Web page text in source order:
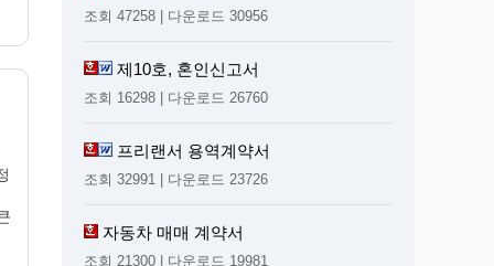
조회 47258 | 다운로드 30956
제10호, 혼인신고서
조회 16298 | 다운로드 26760
프리랜서 용역계약서
조회 32991 | 다운로드 23726
자동차 매매 계약서
조회 21300 | 다운로드 19981